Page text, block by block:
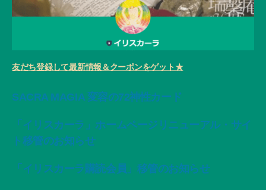
友だち登録して最新情報＆クーポンをゲット★
SACRA MAGIA 変容の72神性カード
「イリスカーラ」ホームページリニューアル・サイ
ト移管のお知らせ
「イリスカーラ購読会員」移管のお知らせ